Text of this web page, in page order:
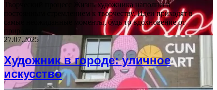
Творческий процесс Жизнь художника наполнена
постоянным стремлением к творчеству. Идеи приходят в
самые неожиданные моменты, будь то вдохновение от
природы…
27.07.2025
Художник в городе: уличное
искусство